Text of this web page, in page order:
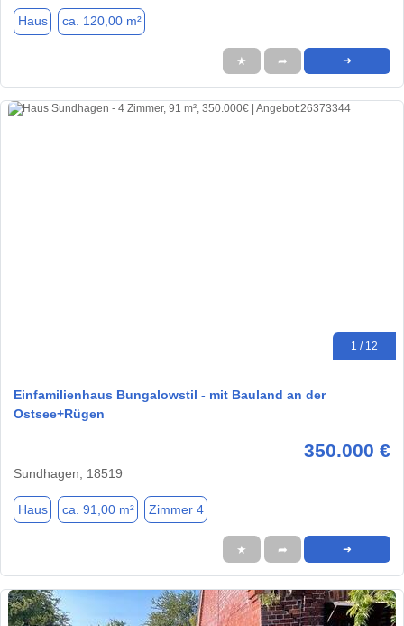
Haus ca. 120,00 m²
★ ➦ ➜
1 / 12
Einfamilienhaus Bungalowstil - mit Bauland an der
Ostsee+Rügen
350.000 €
Sundhagen, 18519
Haus ca. 91,00 m² Zimmer 4
★ ➦ ➜